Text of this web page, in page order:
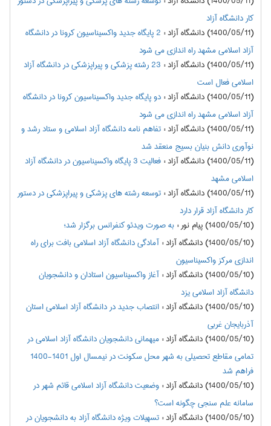
کار دانشگاه آزاد
(1400/05/11) دانشگاه آزاد
:
2 پایگاه جدید واکسیناسیون کرونا در دانشگاه
آزاد اسلامی مشهد راه اندازی می شود
(1400/05/11) دانشگاه آزاد
:
23 رشته پزشکی و پیراپزشکی در دانشگاه آزاد
اسلامی فعال است
(1400/05/11) دانشگاه آزاد
:دو پایگاه جدید واکسیناسیون کرونا در دانشگاه
آزاد اسلامی مشهد راه اندازی می شود
(1400/05/11) دانشگاه آزاد
:تفاهم نامه دانشگاه آزاد اسلامی و ستاد رشد و
نوآوری دانش بنیان بسیج منعقد شد
(1400/05/11) دانشگاه آزاد
:
فعالیت 3 پایگاه واکسیناسیون در دانشگاه آزاد
اسلامی مشهد
(1400/05/11) دانشگاه آزاد
:توسعه رشته های پزشکی و پیراپزشکی در دستور
کار دانشگاه آزاد قرار دارد
(1400/05/10) پیام نور
:به صورت ویدئو کنفرانس برگزار شد؛
(1400/05/10) دانشگاه آزاد
:آمادگی دانشگاه آزاد اسلامی بافت برای راه
اندازی مرکز واکسیناسیون
(1400/05/10) دانشگاه آزاد
:آغاز واکسیناسیون استادان و دانشجویان
دانشگاه آزاد اسلامی یزد
(1400/05/10) دانشگاه آزاد
:انتصاب جدید در دانشگاه آزاد اسلامی استان
آذربایجان غربی
(1400/05/10) دانشگاه آزاد
:میهمانی دانشجویان دانشگاه آزاد اسلامی در
تمامی مقاطع تحصیلی به شهر محل سکونت در نیمسال اول 1401-1400
فراهم شد
(1400/05/10) دانشگاه آزاد
:وضعیت دانشگاه آزاد اسلامی قائم شهر در
سامانه علم سنجی چگونه است؟
(1400/05/10) دانشگاه آزاد
:تسهیلات ویژه دانشگاه آزاد به دانشجویان در